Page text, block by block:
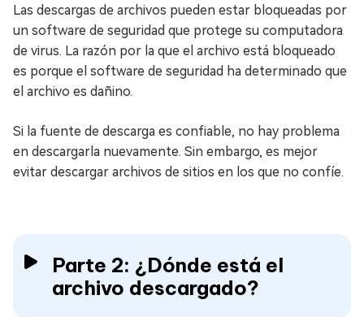
Las descargas de archivos pueden estar bloqueadas por
un software de seguridad que protege su computadora
de virus. La razón por la que el archivo está bloqueado
es porque el software de seguridad ha determinado que
el archivo es dañino.
Si la fuente de descarga es confiable, no hay problema
en descargarla nuevamente. Sin embargo, es mejor
evitar descargar archivos de sitios en los que no confíe.
Parte 2: ¿Dónde está el
archivo descargado?